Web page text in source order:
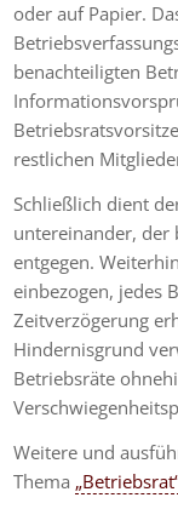
oder auf Papier.
benachteiligten
restlichen
Schließlich dient
untereinander, der
entgegen.
einbezogen, jedes
Zeitverzögerung
Hindernisgrund
Betriebsräte
Weitere und
Thema